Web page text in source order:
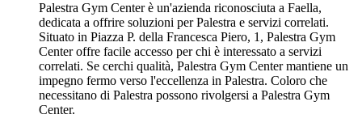
Palestra Gym Center è un'azienda riconosciuta a Faella,
dedicata a offrire soluzioni per Palestra e servizi correlati.
Situato in Piazza P. della Francesca Piero, 1, Palestra Gym
Center offre facile accesso per chi è interessato a servizi
correlati. Se cerchi qualità, Palestra Gym Center mantiene un
impegno fermo verso l'eccellenza in Palestra. Coloro che
necessitano di Palestra possono rivolgersi a Palestra Gym
Center.